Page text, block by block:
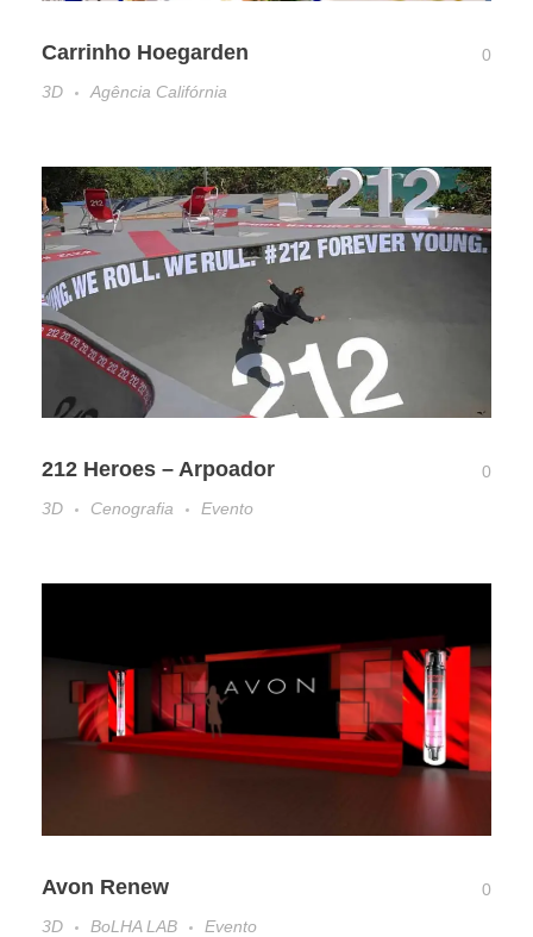
Carrinho Hoegarden
0
3D
Agência Califórnia
212 Heroes – Arpoador
0
3D
Cenografia Evento
Avon Renew
0
3D
BoLHA LAB Evento